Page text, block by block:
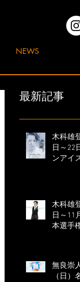
NEWS
最新記事
木科雄
日～22
ンアイ
木科雄
日～11
本選手
無良崇
（日）